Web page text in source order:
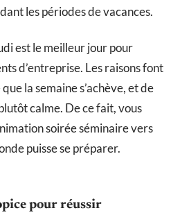
les périodes de vacances.
est le meilleur jour pour
d’entreprise. Les raisons font
la semaine s’achève, et de
calme. De ce fait, vous
soirée séminaire vers
puisse se préparer.
pour réussir